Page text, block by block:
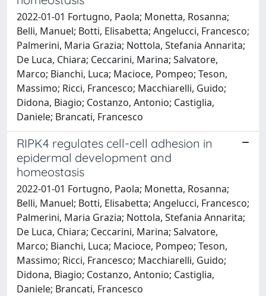
2022-01-01 Fortugno, Paola; Monetta, Rosanna;
Belli, Manuel; Botti, Elisabetta; Angelucci, Francesco;
Palmerini, Maria Grazia; Nottola, Stefania Annarita;
De Luca, Chiara; Ceccarini, Marina; Salvatore,
Marco; Bianchi, Luca; Macioce, Pompeo; Teson,
Massimo; Ricci, Francesco; Macchiarelli, Guido;
Didona, Biagio; Costanzo, Antonio; Castiglia,
Daniele; Brancati, Francesco
RIPK4 regulates cell-cell adhesion in
epidermal development and
homeostasis
2022-01-01 Fortugno, Paola; Monetta, Rosanna;
Belli, Manuel; Botti, Elisabetta; Angelucci, Francesco;
Palmerini, Maria Grazia; Nottola, Stefania Annarita;
De Luca, Chiara; Ceccarini, Marina; Salvatore,
Marco; Bianchi, Luca; Macioce, Pompeo; Teson,
Massimo; Ricci, Francesco; Macchiarelli, Guido;
Didona, Biagio; Costanzo, Antonio; Castiglia,
Daniele; Brancati, Francesco